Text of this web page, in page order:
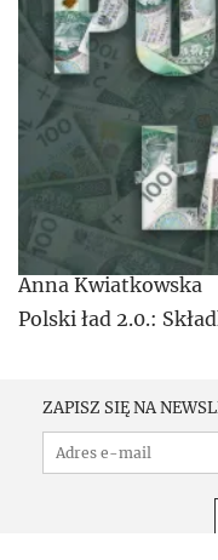
Anna Kwiatkowska
Polski ład 2.0.:
ZAPISZ SIĘ NA